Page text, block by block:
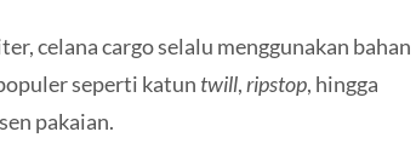
celana cargo selalu menggunakan bahan
seperti katun twill,ripstop, hingga
pakaian.